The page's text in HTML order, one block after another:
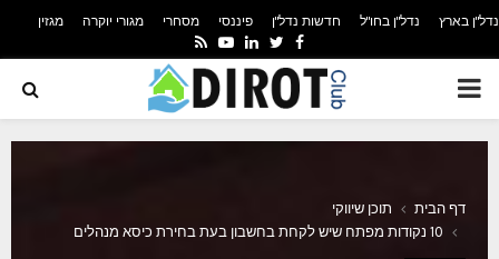
נדל"ן בארץ נדל"ן בחו"ל חדשות נדל"ן פיננסי מסחרי מגורי יוקרה מגזין
FACEBOOK
TWITTER
LINKEDIN
YOUTUBE
RSS
PRIMARY
MENU
דף הבית
תוכן שיווקי
10 נקודות מפתח שיש לקחת בחשבון בעת בחירת כיסא מנהלים